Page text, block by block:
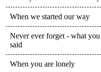
When we started our way
Never ever forget - what you
said
When you are lonely